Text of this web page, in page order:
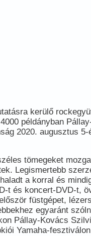
kerülő
példányban
2020. augusztus
tömegeket
Legismertebb
a korral és
és koncert-DVD-t,
füstgépet,
egyaránt
Pállay-Kovács
Yamaha-